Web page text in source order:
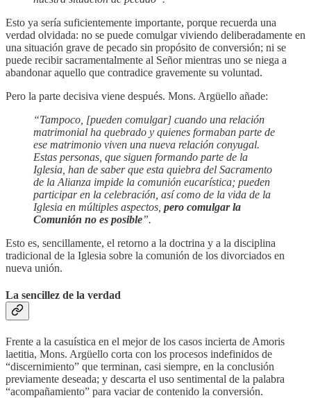
Esto ya sería suficientemente importante, porque recuerda una
verdad olvidada: no se puede comulgar viviendo deliberadamente en
una situación grave de pecado sin propósito de conversión; ni se
puede recibir sacramentalmente al Señor mientras uno se niega a
abandonar aquello que contradice gravemente su voluntad.
Pero la parte decisiva viene después. Mons. Argüello añade:
“Tampoco, [pueden comulgar] cuando una relación
matrimonial ha quebrado y quienes formaban parte de
ese matrimonio viven una nueva relación conyugal.
Estas personas, que siguen formando parte de la
Iglesia, han de saber que esta quiebra del Sacramento
de la Alianza impide la comunión eucarística; pueden
participar en la celebración, así como de la vida de la
Iglesia en múltiples aspectos, pero comulgar la
Comunión no es posible”.
Esto es, sencillamente, el retorno a la doctrina y a la disciplina
tradicional de la Iglesia sobre la comunión de los divorciados en
nueva unión.
La sencillez de la verdad
Frente a la casuística en el mejor de los casos incierta de Amoris
laetitia, Mons. Argüello corta con los procesos indefinidos de
“discernimiento” que terminan, casi siempre, en la conclusión
previamente deseada; y descarta el uso sentimental de la palabra
“acompañamiento” para vaciar de contenido la conversión.